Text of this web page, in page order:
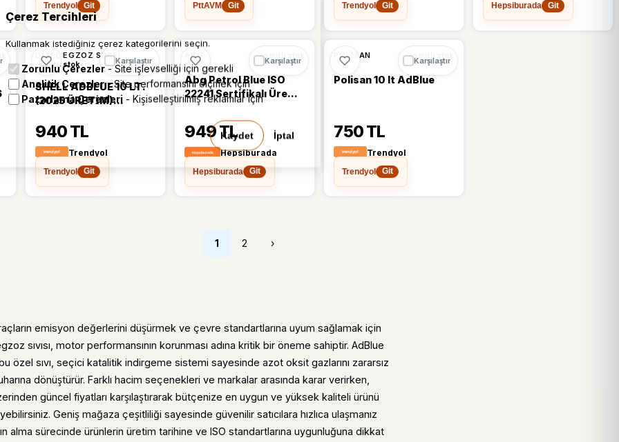
Trendyol
Git
PttAVM
Git
Trendyol
Git
Hepsiburada
Git
Karşılaştır
DIZEL EGZOZ SIVISI
sınırlı stok
SHELL ADBLUE 10 LT.
(2025 ÜRETİM)
Katkısı
940 TL
Trendyol
Trendyol
Git
Karşılaştır
ABG sınırlı stok
Abg Petrol Blue ISO
22241 Sertifikalı Üre
Solüsyonu 2'li Set 22
Kg (20 Lt)(adblue by
smyrnablue Yeni Tarihli
Üretim)
949 TL
Hepsiburada
Hepsiburada
Git
Karşılaştır
POLISAN sınırlı stok
Polisan 10 lt AdBlue
750 TL
Trendyol
Trendyol
Git
1 2 ›
emisyon değerlerini düşürmek ve çevre standartlarına uyum sağlamak için
sıvısı, motor performansının korunması adına kritik bir öneme sahiptir. AdBlue
özel sıvı, seçici katalitik indirgeme sistemi sayesinde azot oksit gazlarını zararsız
dönüştürür. Farklı hacim seçenekleri ve markalar arasında karar verirken,
güncel fiyatları karşılaştırarak bütçenize en uygun ve yüksek kaliteli ürünü
Geniş mağaza çeşitliliği sayesinde güvenilir satıcılara hızlıca ulaşmanız
alma sürecinde ürünlerin üretim tarihine ve ISO standartlarına uygunluğuna dikkat
Çerez Tercihleri
Kullanmak istediğiniz çerez kategorilerini seçin.
Zorunlu Çerezler- Site işlevselliği için gerekli
Analitik Çerezler- Site performansını ölçmek için
Pazarlama Çerezleri - Kişiselleştirilmiş reklamlar için
Kaydet İptal